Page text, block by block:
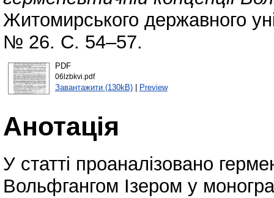
Житомирського державного
№ 26. С. 54–57.
PDF
06lzbkvi.pdf
Завантажити (130kB)| Preview
Анотація
У статті проаналізовано
Вольфгангом Ізером у